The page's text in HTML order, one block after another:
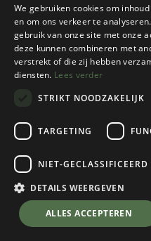
Alle blogs
Tips & Advies
Gear test: LifeStraw Peak
Tekst: Thomas, klant van
We gebruiken cookies om
en om ons verkeer te
gebruik van onze site met onze
deze kunnen combineren met
verstrekt of die zij hebben
diensten. Lees verder
STRIKT NOODZAKELIJK
TARGETING
NIET-GECLASSIFICEERD
DETAILS WEERGEVEN
ALLES ACCEPTEREN